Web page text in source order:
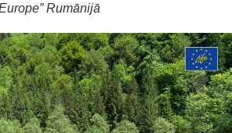
Rumānijā